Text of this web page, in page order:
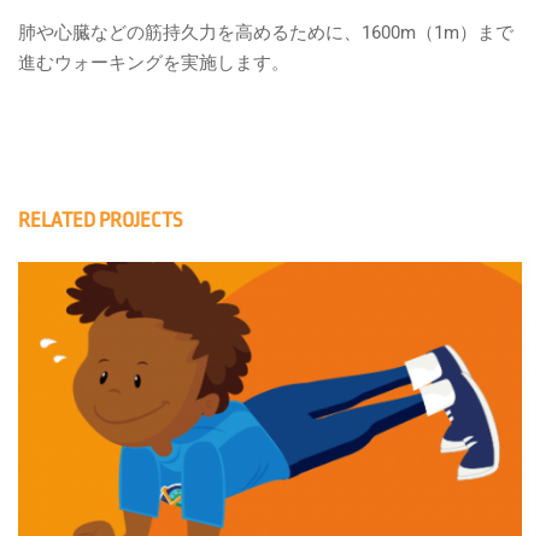
肺や心臓などの筋持久力を高めるために、1600m（1m）まで
進むウォーキングを実施します。
RELATED PROJECTS